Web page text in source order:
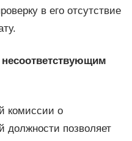
в его отсутствие
комиссии о
должности позволяет